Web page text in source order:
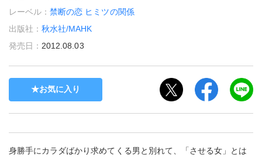
レーベル：禁断の恋 ヒミツの関係
出版社：秋水社/MAHK
発売日： 2012.08.03
お気に入り
身勝手にカラダばかり求めてくる男と別れて、「させる女」とは